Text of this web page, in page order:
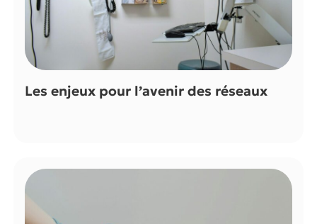
Les enjeux pour l’avenir des réseaux